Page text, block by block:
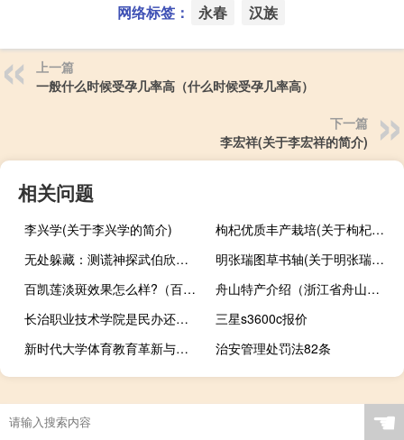
网络标签： 永春 汉族
上一篇
一般什么时候受孕几率高（什么时候受孕几率高）
下一篇
李宏祥(关于李宏祥的简介)
相关问题
李兴学(关于李兴学的简介)
枸杞优质丰产栽培(关于枸杞优质丰产栽培的简介)
无处躲藏：测谎神探武伯欣破案实录(关于无处躲藏：测谎神探武伯欣破案实录的简介)
明张瑞图草书轴(关于明张瑞图草书轴的简介)
百凯莲淡斑效果怎么样?（百莲凯去斑）
舟山特产介绍（浙江省舟山特产大全）
长治职业技术学院是民办还是公办
三星s3600c报价
新时代大学体育教育革新与反思(关于新时代大学体育教育革新与反思的简介)
治安管理处罚法82条
☚